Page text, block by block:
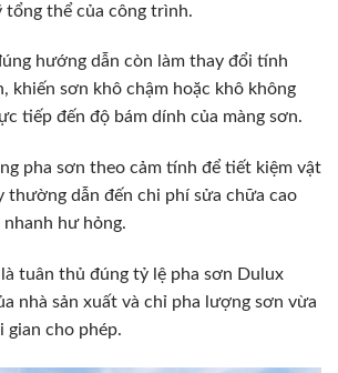
tổng thể của công trình.
hướng dẫn còn làm thay đổi tính
khiến sơn khô chậm hoặc khô không
tiếp đến độ bám dính của màng sơn.
pha sơn theo cảm tính để tiết kiệm vật
thường dẫn đến chi phí sửa chữa cao
nhanh hư hỏng.
tuân thủ đúng tỷ lệ pha sơn Dulux
nhà sản xuất và chỉ pha lượng sơn vừa
cho phép.